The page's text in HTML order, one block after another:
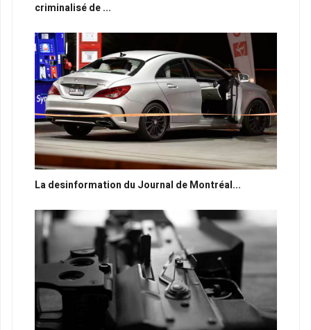
criminalisé de ...
La desinformation du Journal de Montréal...